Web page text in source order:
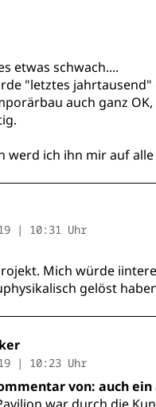
etwas schwach....
"letztes jahrtausend"
auch ganz
werd ich ihn mir auf alle
| 10:31 Uhr
Mich würde
gelöst
| 10:23 Uhr
von: auch